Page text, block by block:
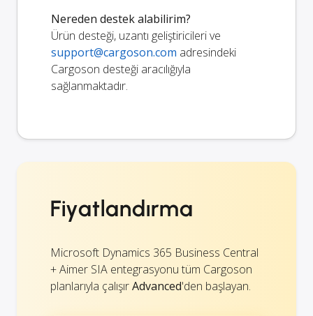
Nereden destek alabilirim?
Ürün desteği, uzantı geliştiricileri ve
support@cargoson.com adresindeki
Cargoson desteği aracılığıyla
sağlanmaktadır.
Fiyatlandırma
Microsoft Dynamics 365 Business Central
+ Aimer SIA entegrasyonu tüm Cargoson
planlarıyla çalışırAdvanced'den başlayan.